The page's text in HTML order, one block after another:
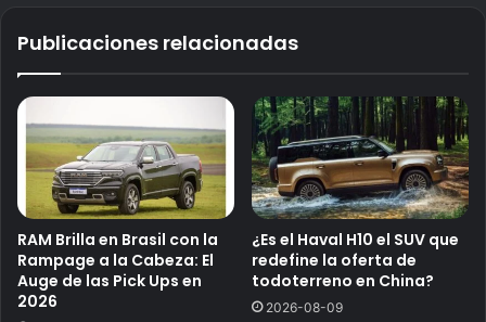
Publicaciones relacionadas
RAM Brilla en Brasil con la
Rampage a la Cabeza: El
Auge de las Pick Ups en
2026
¿Es el Haval H10 el SUV que
redefine la oferta de
todoterreno en China?
2026-08-09